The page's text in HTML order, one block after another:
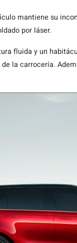
mantiene su
por láser.
fluida y un
la carrocería.